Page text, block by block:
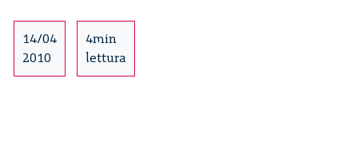
14/04
2010
4min
lettura